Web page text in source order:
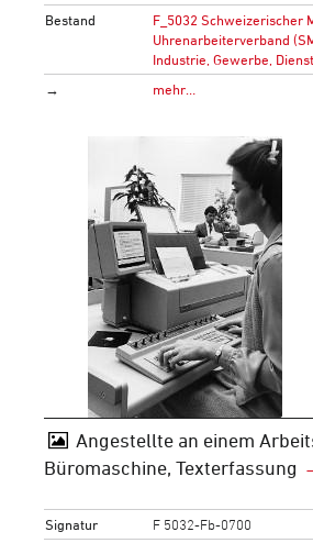
Bestand
F_5032 Schweizerischer
Uhrenarbeiterverband
Industrie, Gewerbe,
→
mehr…
Angestellte an einem
Büromaschine, Texterfassung
Signatur
F 5032-Fb-0700